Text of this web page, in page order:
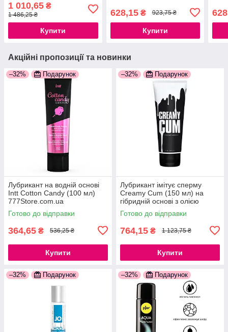
777Store.com.ua
1 010,65 ₴
1 486,25 ₴
Купити
парабенів
777Store.com.ua
628,15₴ 923,75 ₴
Купити
Акційні пропозиції та новинки
–32% Подарунок
Лубрикант на водній основі
Intt Cotton Candy (100 мл)
777Store.com.ua
Готово до відправки
364,65 ₴ 536,25 ₴
Купити
–32% Подарунок
Лубрикант імітує сперму
Creamy Cum (150 мл) на
гібридній основі з олією
звіробою 777Store.com.ua
Готово до відправки
764,15 ₴ 1 123,75 ₴
Купити
–32% Подарунок –32% Подарунок